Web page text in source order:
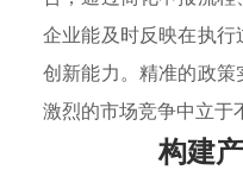
企业能及时反映在执
创新能力。精准的政
激烈的市场竞争中立于
构建